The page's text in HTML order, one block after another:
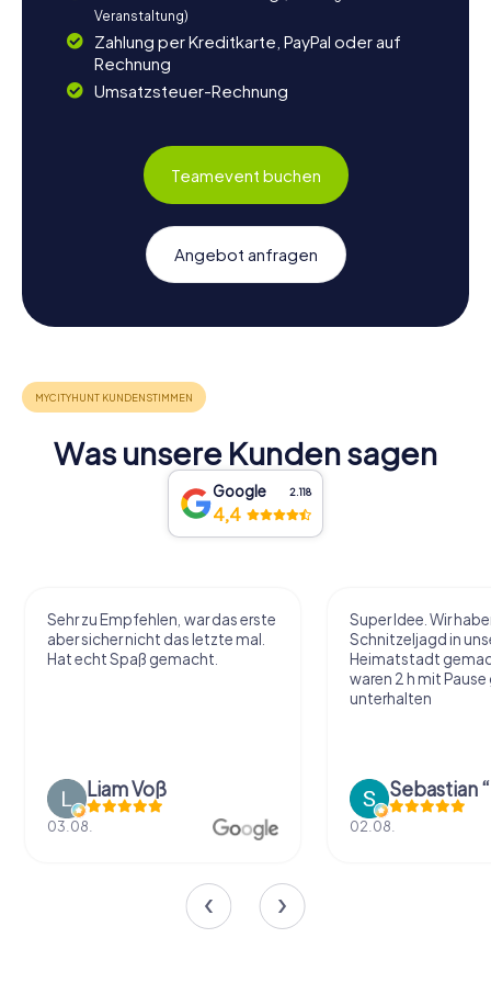
Veranstaltung)
Zahlung per Kreditkarte, PayPal oder auf
Rechnung
Umsatzsteuer-Rechnung
Teamevent buchen
Angebot anfragen
Was unsere Kunden sagen
Google 2.118
4,4
Sehr zu Empfehlen, war das erste
aber sicher nicht das letzte mal.
Hat echt Spaß gemacht.
Liam Voß
03.08.
Super Idee. Wir
Schnitzeljagd in
Heimatstadt
waren 2 h mit
unterhalten
02.08.